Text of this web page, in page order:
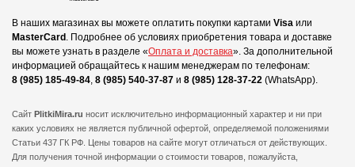
В наших магазинах вы можете оплатить покупки картами Visa или
MasterCard . Подробнее об условиях приобретения товара и доставке
вы можете узнать в разделе «Оплата и доставка». За дополнительной
информацией обращайтесь к нашим менеджерам по телефонам:
8 (985) 185-49-84, 8 (985) 540-37-87 и 8 (985) 128-37-22 (WhatsApp).
Сайт PlitkiMira.ru носит исключительно информационный характер и ни при
каких условиях не является публичной офертой, определяемой положениями
Статьи 437 ГК РФ. Цены товаров на сайте могут отличаться от действующих.
Для получения точной информации о стоимости товаров, пожалуйста,